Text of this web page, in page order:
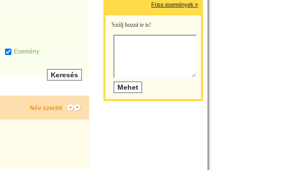
Esemény
Név szerint
Friss események »
Szólj hozzá te is!